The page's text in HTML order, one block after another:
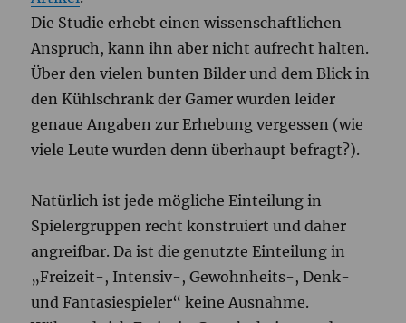
Die Studie erhebt einen wissenschaftlichen
Anspruch, kann ihn aber nicht aufrecht halten.
Über den vielen bunten Bilder und dem Blick in
den Kühlschrank der Gamer wurden leider
genaue Angaben zur Erhebung vergessen (wie
viele Leute wurden denn überhaupt befragt?).
Natürlich ist jede mögliche Einteilung in
Spielergruppen recht konstruiert und daher
angreifbar. Da ist die genutzte Einteilung in
„Freizeit-, Intensiv-, Gewohnheits-, Denk-
und Fantasiespieler“ keine Ausnahme.